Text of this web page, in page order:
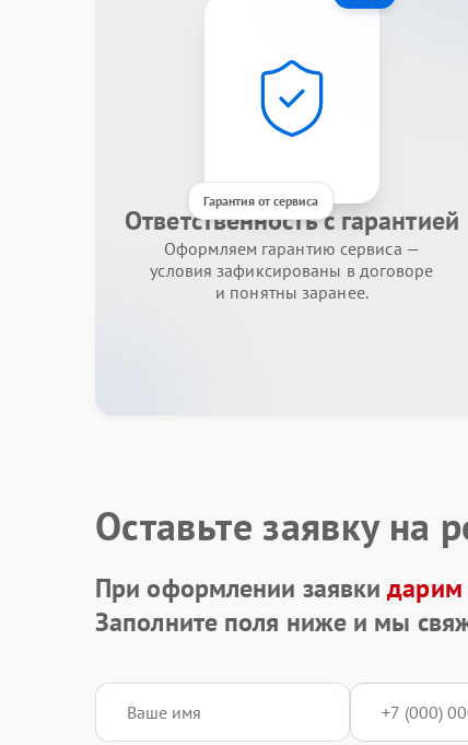
Гарантия от сервиса
Ответственность с гарантией
Оформляем гарантию сервиса —
условия зафиксированы в договоре
и понятны заранее.
Оставьте заявку на
При оформлении заявкидарим
Заполните поля ниже и мы